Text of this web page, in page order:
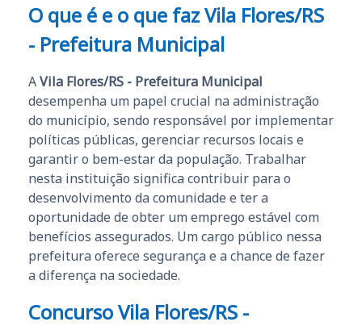
O que é e o que faz Vila Flores/RS
- Prefeitura Municipal
AVila Flores/RS - Prefeitura Municipal
desempenha um papel crucial na administração
do município, sendo responsável por implementar
políticas públicas, gerenciar recursos locais e
garantir o bem-estar da população. Trabalhar
nesta instituição significa contribuir para o
desenvolvimento da comunidade e ter a
oportunidade de obter um emprego estável com
benefícios assegurados. Um cargo público nessa
prefeitura oferece segurança e a chance de fazer
a diferença na sociedade.
Concurso Vila Flores/RS -